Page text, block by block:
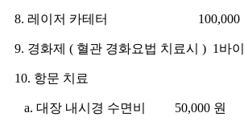
8. 레이저 카테터 100,000
9. 경화제 ( 혈관 경화요법 치료시 ) 1바
10. 항문 치료
a. 대장 내시경 수면비 50,000 원